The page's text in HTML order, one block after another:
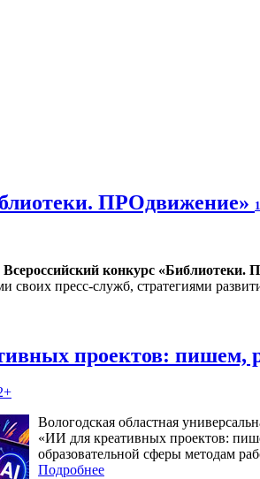
ПРОдвижение»
конкурс «Библиотеки.
своих пресс-служб, стратегиями
проектов: пишем,
Вологодская областная
«ИИ для креативных проектов:
образовательной сферы методам
Подробнее